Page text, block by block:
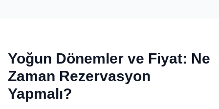
Yoğun Dönemler ve Fiyat: Ne
Zaman Rezervasyon
Yapmalı?